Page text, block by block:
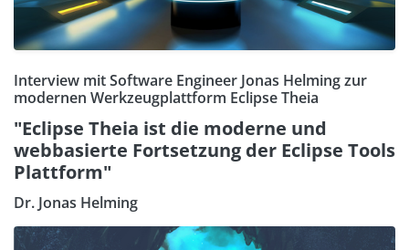
Interview mit Software Engineer Jonas Helming zur
modernen Werkzeugplattform Eclipse Theia
"Eclipse Theia ist die moderne und
webbasierte Fortsetzung der Eclipse Tools
Plattform"
Dr. Jonas Helming